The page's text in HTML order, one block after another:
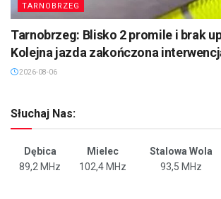
TARNOBRZEG
Tarnobrzeg: Blisko 2 promile i brak
Kolejna jazda zakończona
2026-08-06
Słuchaj Nas:
Dębica Mielec Stalowa Wola
89,2 MHz
102,4 MHz 93,5 MHz